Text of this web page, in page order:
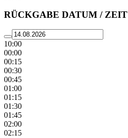
RÜCKGABE DATUM / ZEIT
10:00
00:00
00:15
00:30
00:45
01:00
01:15
01:30
01:45
02:00
02:15